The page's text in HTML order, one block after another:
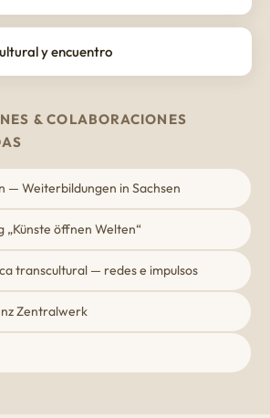
y encuentro
& COLABORACIONES
— Weiterbildungen in Sachsen
„Künste öffnen Welten“
transcultural — redes e impulsos
Zentralwerk